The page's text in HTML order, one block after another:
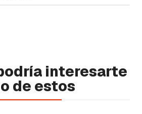
interesarte
de estos